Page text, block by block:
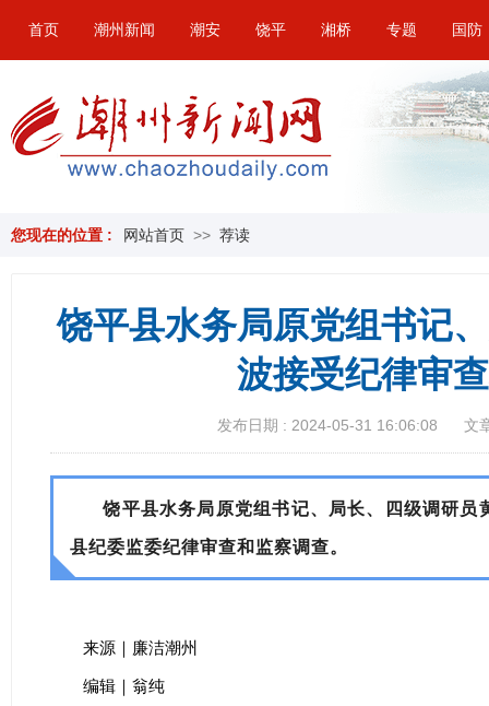
首页 潮州新闻 潮安 饶平 湘桥 专题 国防
您现在的位置 : 网站首页 >> 荐读
饶平县水务局原党组书记
波接受纪律审
发布日期 : 2024-05-31 16:06:08 文
饶平县水务局原党组书记、局长、四级调研
县纪委监委纪律审查和监察调查。
来源｜廉洁潮州
编辑｜翁纯